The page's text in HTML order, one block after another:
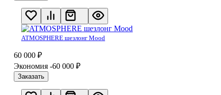
ATMOSPHERE шезлонг Mood
60 000 ₽
Экономия -60 000 ₽
Заказать